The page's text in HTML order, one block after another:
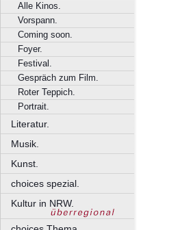
Alle Kinos.
Vorspann.
Coming soon.
Foyer.
Festival.
Gespräch zum Film.
Roter Teppich.
Portrait.
Literatur.
Musik.
Kunst.
choices spezial.
Kultur in NRW.